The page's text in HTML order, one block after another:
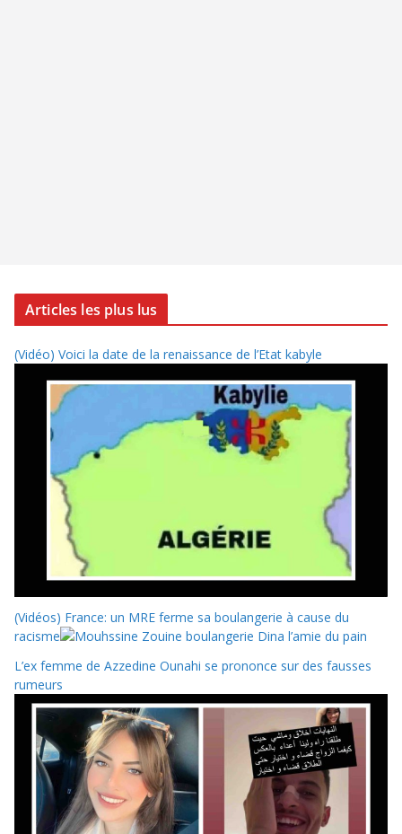
Articles les plus lus
(Vidéo) Voici la date de la renaissance de l’Etat kabyle
(Vidéos) France: un MRE ferme sa boulangerie à cause du
racisme
L’ex femme de Azzedine Ounahi se prononce sur des fausses
rumeurs